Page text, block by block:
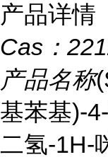
产品详情
Cas：
产品名称
基苯基)-
二氢-1H-